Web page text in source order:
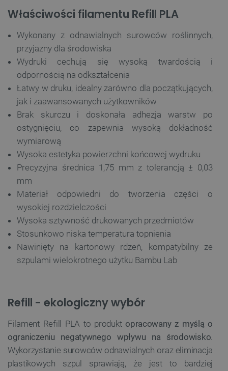
Właściwości filamentu Refill PLA
Wykonany z odnawialnych surowców roślinnych,
przyjazny dla środowiska
Wydruki cechują się wysoką twardością i
odpornością na odkształcenia
Łatwy w druku, idealny zarówno dla początkujących,
jak i zaawansowanych użytkowników
Brak skurczu i doskonała adhezja warstw po
ostygnięciu, co zapewnia wysoką dokładność
wymiarową
Wysoka estetyka powierzchni końcowej wydruku
Precyzyjna średnica 1,75 mm z tolerancją ± 0,03
mm
Materiał odpowiedni do tworzenia części o
wysokiej rozdzielczości
Wysoka sztywność drukowanych przedmiotów
Stosunkowo niska temperatura topnienia
Nawinięty na kartonowy rdzeń, kompatybilny ze
szpulami wielokrotnego użytku Bambu Lab
Refill - ekologiczny wybór
Filament Refill PLA to produkt opracowany z myślą o
ograniczeniu negatywnego wpływu na środowisko.
Wykorzystanie surowców odnawialnych oraz eliminacja
plastikowych szpul sprawiają, że jest to bardziej